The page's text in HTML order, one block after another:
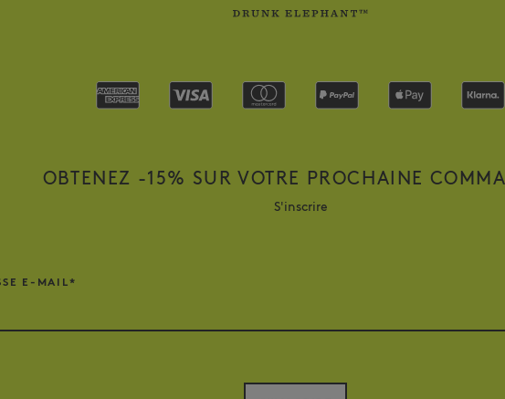
OBTENEZ -15% SUR VOTRE PROCHAINE
S'inscrire
E-MAIL*